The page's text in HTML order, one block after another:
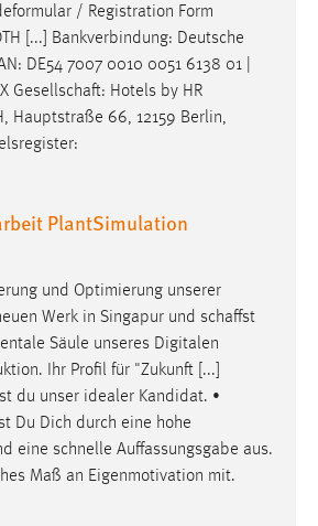
/ Registration Form
[...] Bankverbindung: Deutsche
DE54 7007 0010 0051 6138 01 |
Gesellschaft: Hotels by HR
Hauptstraße 66, 12159 Berlin,
PlantSimulation
und Optimierung unserer
Werk in Singapur und schaffst
Säule unseres Digitalen
Ihr Profil für "Zukunft [...]
du unser idealer Kandidat. •
Du Dich durch eine hohe
eine schnelle Auffassungsgabe aus.
Maß an Eigenmotivation mit.